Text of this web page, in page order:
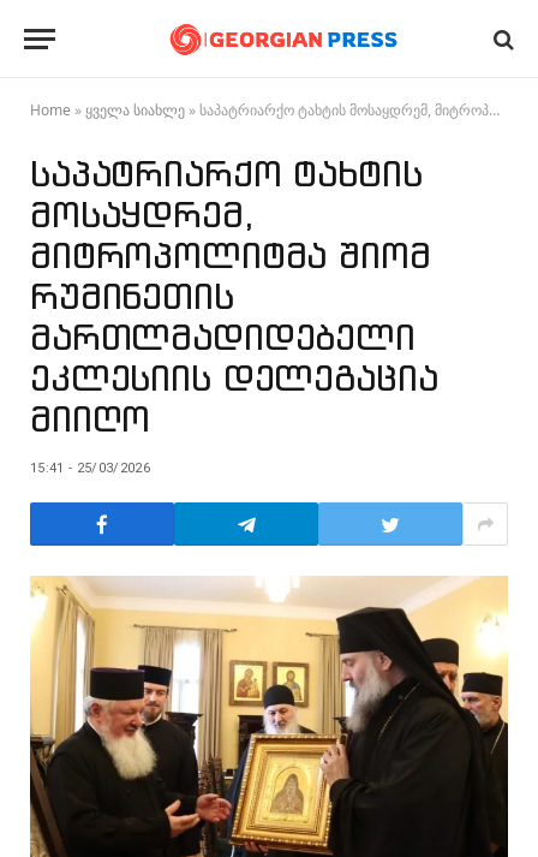
Home » ყველა სიახლე »საპატრიარქო ტახტის მოსაყდრემ, მიტროპოლიტმა შიომ რუმინეთის მართლმადიდებელი ეკლესიის დელეგაცია მიიღო
საპატრიარქო ტახტის
მოსაყდრემ,
მიტროპოლიტმა შიომ
რუმინეთის
მართლმადიდებელი
ეკლესიის დელეგაცია
მიიღო
15:41 - 25/03/2026